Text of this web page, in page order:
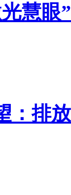
慧眼”
：排